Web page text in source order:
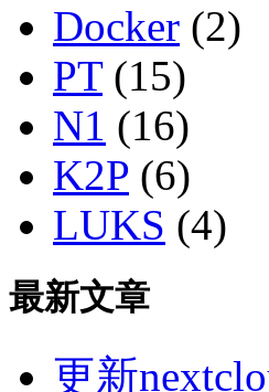
Docker (2)
PT(15)
N1 (16)
K2P (6)
LUKS (4)
最新文章
更新